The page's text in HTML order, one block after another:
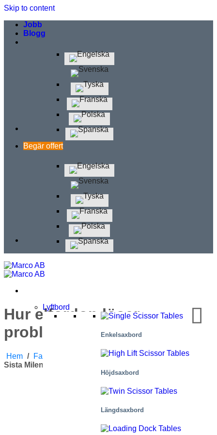
Skip to content
Jobb
Blogg
Begär offert
Lyftbord
Enkelsaxbord
Höjdsaxbord
Längdsaxbord
Hur elfordon löser
problemet med sista milen
Hem / Fallstudier
Hur Elfordon Löser Problemet Med
Sista Milen